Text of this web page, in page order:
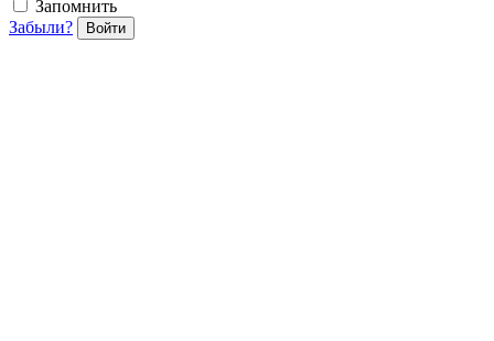
Запомнить
Забыли?
Войти